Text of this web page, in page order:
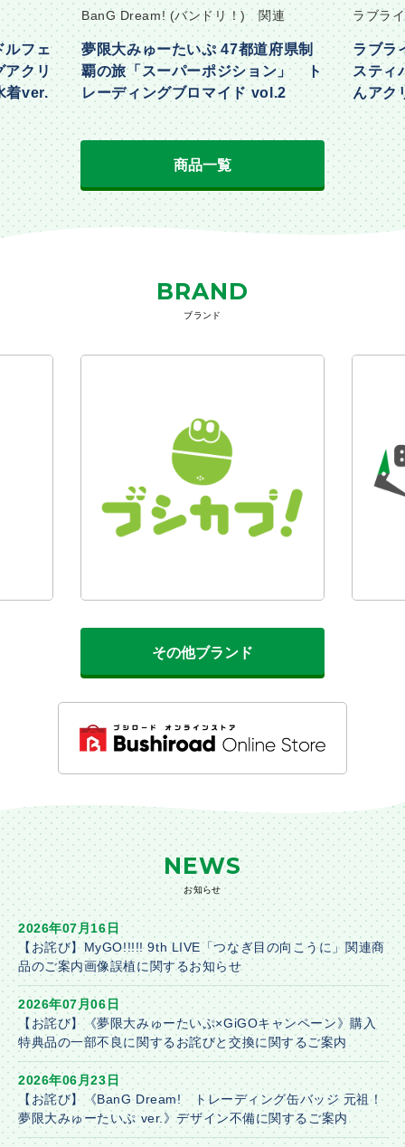
ルフェ
アクリ
着ver.
BanG Dream! (バンドリ！) 関連
夢限大みゅーたいぷ 47都道府県制
覇の旅「スーパーポジション」 ト
レーディングブロマイド vol.2
ラブラ
ラブラ
スティ
んアク
商品一覧
BRAND
ブランド
その他ブランド
NEWS
お知らせ
2026年07月16日
【お詫び】MyGO!!!!! 9th LIVE「つなぎ目の向こうに」関連商
品のご案内画像誤植に関するお知らせ
2026年07月06日
【お詫び】《夢限大みゅーたいぷ×GiGOキャンペーン》購入
特典品の一部不良に関するお詫びと交換に関するご案内
2026年06月23日
【お詫び】《BanG Dream! トレーディング缶バッジ 元祖！
夢限大みゅーたいぷ ver.》デザイン不備に関するご案内